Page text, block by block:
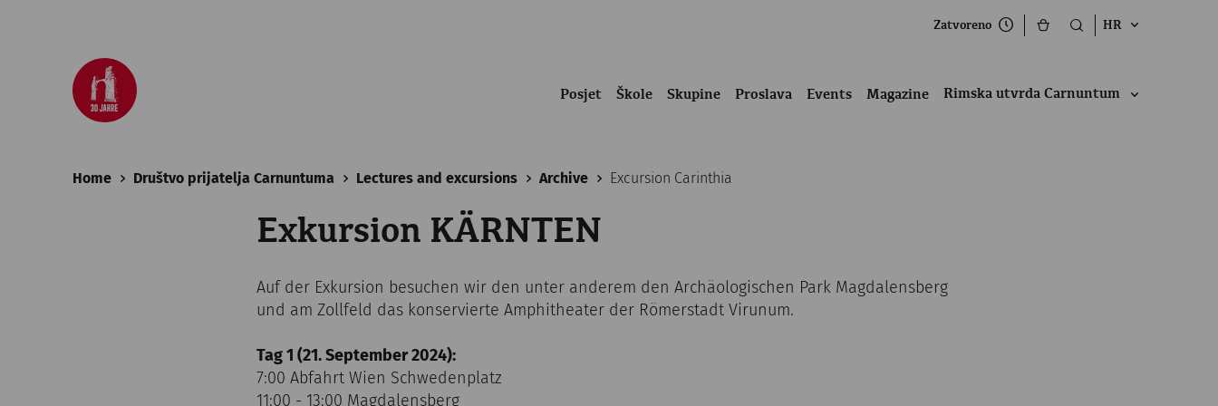
Zatvoreno HR
Posjet Škole Skupine Proslava Events Magazine Rimska utvrda Carnuntum
Home Društvo prijatelja Carnuntuma Lectures and excursions Archive Excursion Carinthia
Exkursion KÄRNTEN
Auf der Exkursion besuchen wir den unter anderem den Archäologischen Park Magdalensberg
und am Zollfeld das konservierte Amphitheater der Römerstadt Virunum.
Tag 1 (21. September 2024):
7:00 Abfahrt Wien Schwedenplatz
11:00 - 13:00 Magdalensberg